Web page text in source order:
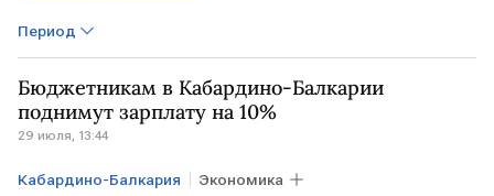
Период
Бюджетникам в Кабардино-Балкарии
поднимут зарплату на 10%
29 июля, 13:44
Кабардино-Балкария Экономика